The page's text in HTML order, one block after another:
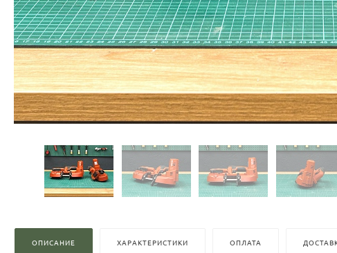
ОПИСАНИЕ ХАРАКТЕРИСТИКИ ОПЛАТА